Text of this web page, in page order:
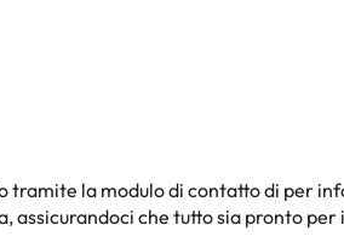
tramite la modulo di contatto di per
assicurandoci che tutto sia pronto